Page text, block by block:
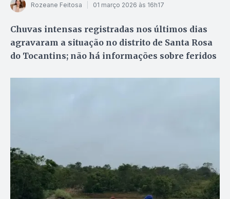
Rozeane Feitosa 01 março 2026 às 16h17
Chuvas intensas registradas nos últimos dias
agravaram a situação no distrito de Santa Rosa
do Tocantins; não há informações sobre feridos